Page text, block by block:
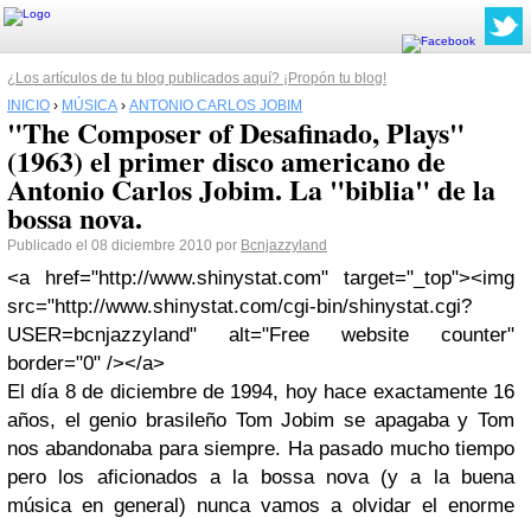
¿Los artículos de tu blog publicados aquí? ¡Propón tu blog!
INICIO › MÚSICA › ANTONIO CARLOS JOBIM
"The Composer of Desafinado, Plays"
(1963) el primer disco americano de
Antonio Carlos Jobim. La "biblia" de la
bossa nova.
Publicado el 08 diciembre 2010 por Bcnjazzyland
<a href="http://www.shinystat.com" target="_top"><img
src="http://www.shinystat.com/cgi-bin/shinystat.cgi?
USER=bcnjazzyland" alt="Free website counter"
border="0" /></a>
El día 8 de diciembre de 1994, hoyhace exactamente 16
años, el genio brasileño Tom Jobim se apagaba yTom
nos abandonaba para siempre. Ha pasado mucho tiempo
pero los aficionados a la bossa nova (y a la buena
música en general) nunca vamos a olvidar el enorme